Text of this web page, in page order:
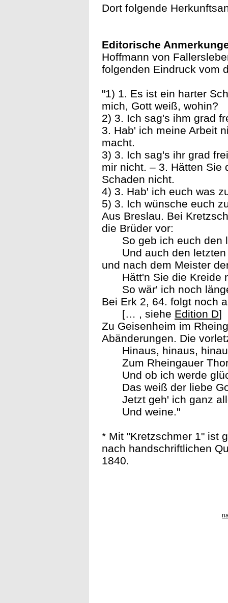
Dort folgende
Editorische
Hoffmann von
folgenden Eindruck vom
"1) 1. Es ist ein harter
mich, Gott weiß, wohin?
2) 3. Ich sag's ihm grad
3. Hab' ich meine Arbeit
macht.
3) 3. Ich sag's ihr grad
mir nicht. – 3. Hätten Sie
Schaden nicht.
4) 3. Hab' ich euch was
5) 3. Ich wünsche euch
Aus Breslau. Bei
die Brüder vor:
So geb ich euch den
Und auch den
und nach dem Meister
Hätt'n Sie die Kreide
So wär' ich noch
Bei Erk 2, 64. folgt noch
[… , siehe Edition D]
Zu Geisenheim im
Abänderungen. Die
Hinaus, hinaus,
Zum Rheingauer
Und ob ich werde
Das weiß der liebe
Jetzt geh' ich ganz
Und weine."
* Mit "Kretzschmer 1" ist
nach handschriftlichen
1840.